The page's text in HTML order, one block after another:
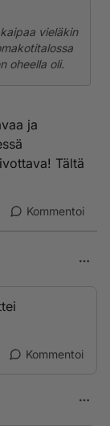
vieläkin
oheella oli.
ja
Tältä
Kommentoi
Kommentoi